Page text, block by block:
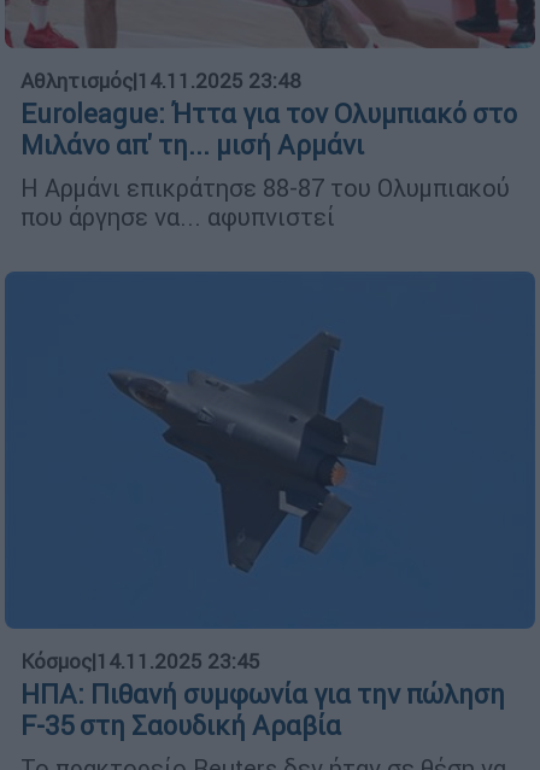
Αθλητισμός|14.11.2025 23:48
Euroleague: Ήττα για τον Ολυμπιακό στο
Μιλάνο απ' τη... μισή Αρμάνι
H Αρμάνι επικράτησε 88-87 του Ολυμπιακού
που άργησε να... αφυπνιστεί
Κόσμος|14.11.2025 23:45
ΗΠΑ: Πιθανή συμφωνία για την πώληση
F-35 στη Σαουδική Αραβία